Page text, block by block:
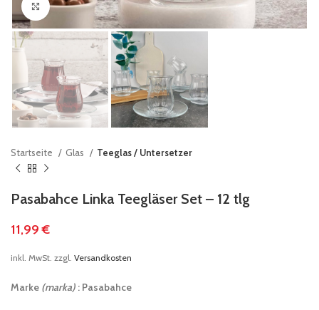
klicken um zu vergrößern
Startseite Glas Teeglas / Untersetzer
Pasabahce Linka Teegläser Set – 12 tlg
11,99€
inkl. MwSt. zzgl. Versandkosten
Marke (marka) : Pasabahce